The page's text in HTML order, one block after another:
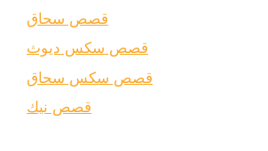
قصص سحاق
قصص سكس ديوث
قصص سكس سحاق
قصص نيك